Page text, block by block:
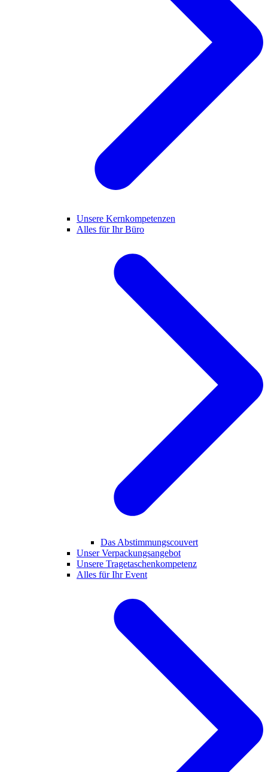
Unsere Kernkompetenzen
Alles für Ihr Büro
Das Abstimmungscouvert
Unser Verpackungsangebot
Unsere Tragetaschenkompetenz
Alles für Ihr Event